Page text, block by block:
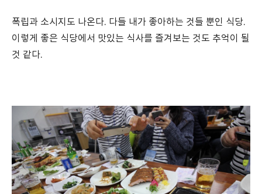
폭립과 소시지도 나온다. 다들 내가 좋아하는 것들 뿐인 식당.
이렇게 좋은 식당에서 맛있는 식사를 즐겨보는 것도 추억이 될
것 같다.